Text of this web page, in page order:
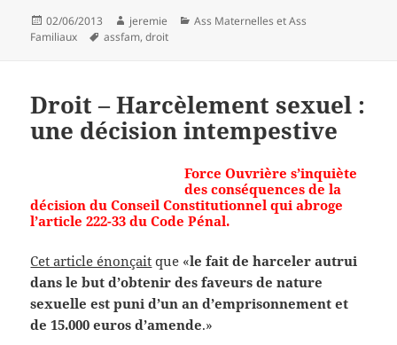
Publié
le
02/06/2013 Auteur
jeremie Catégories
Ass Maternelles et Ass
Familiaux
Mots-
assfam,droit
Droit – Harcèlement sexuel :
une décision intempestive
Force Ouvrière s’inquiète
des conséquences de la
décision du Conseil Constitutionnel qui abroge
l’article 222-33 du Code Pénal.
Cet article énonçait que «le fait de harceler autrui
dans le but d’obtenir des faveurs de nature
sexuelle est puni d’un an d’emprisonnement et
de 15.000 euros d’amende.»